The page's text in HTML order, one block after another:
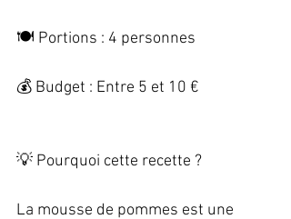
🍽️ Portions : 4 personnes
💰 Budget : Entre 5 et 10 €
💡 Pourquoi cette recette ?
La mousse de pommes est une